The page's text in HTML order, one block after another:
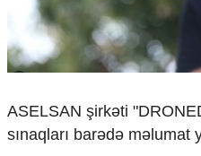
Siyasi
Geosiyasi
İqtisadi
Araşdırma
Multimedia
ASELSAN şirkəti
sınaqları barədə məlumat